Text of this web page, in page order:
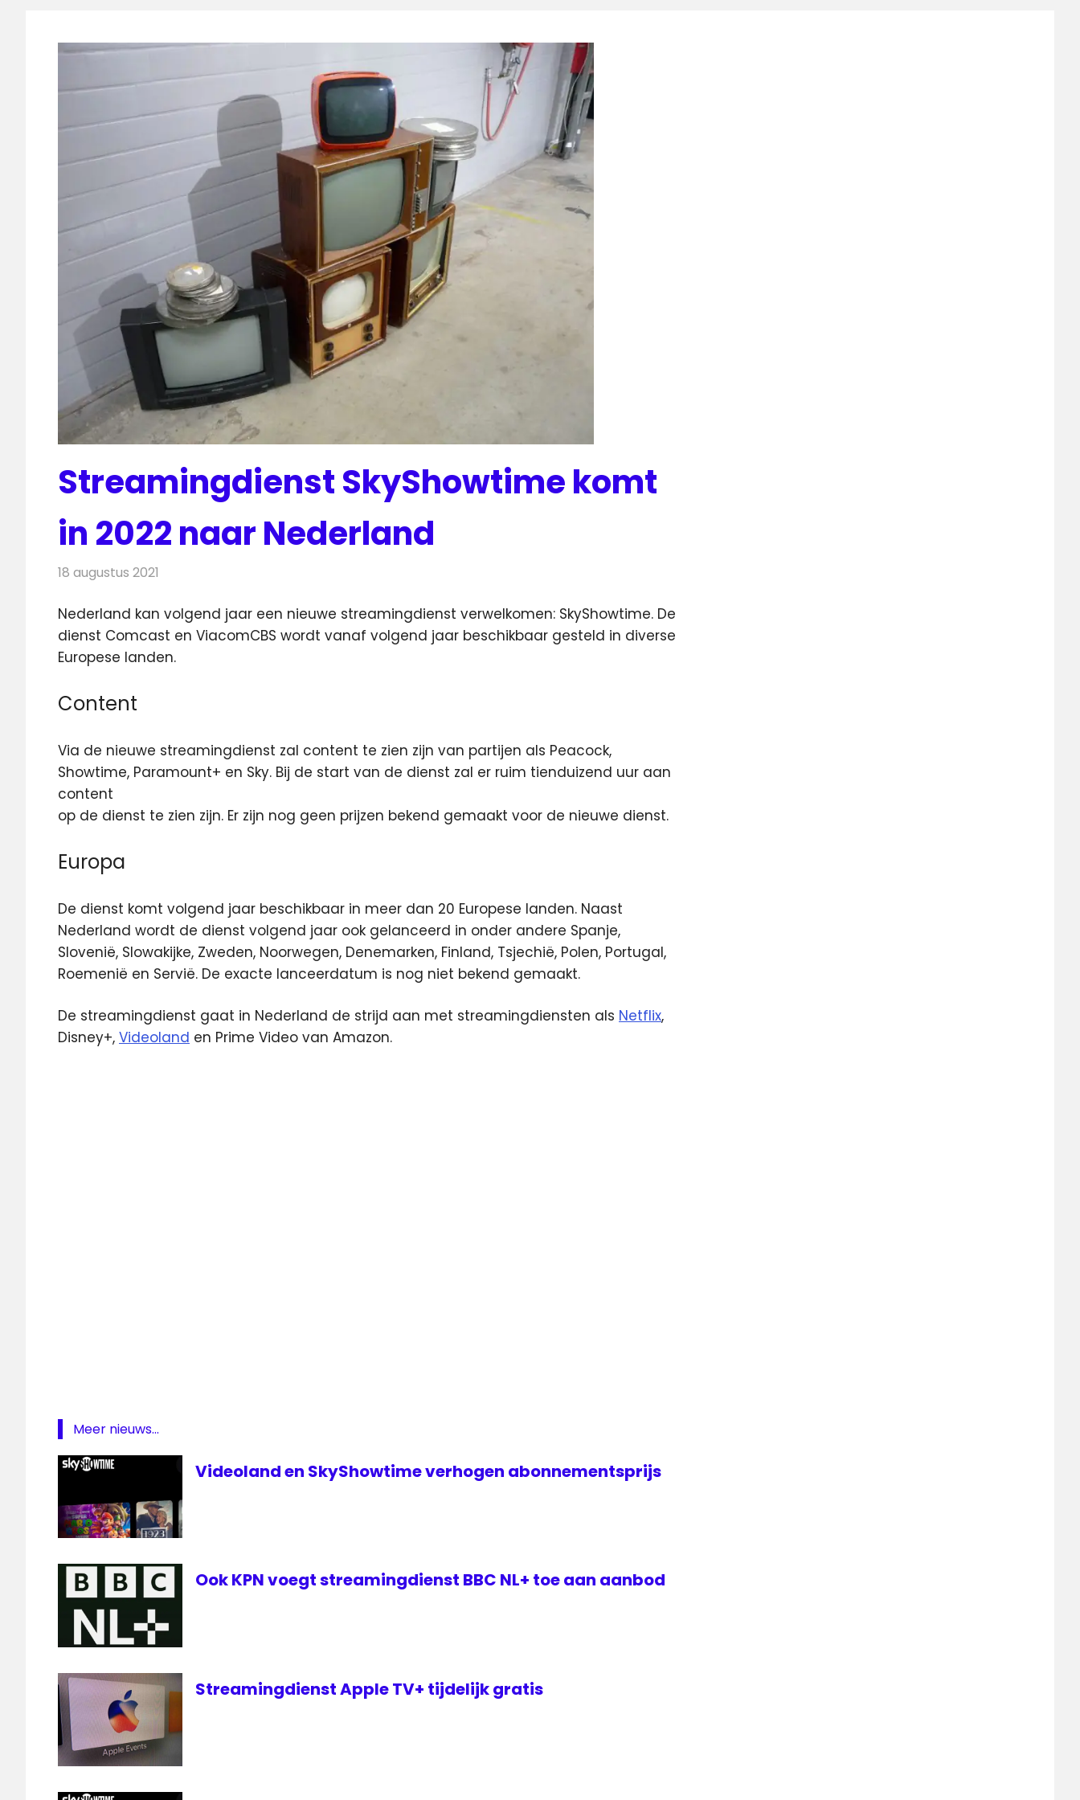
Streamingdienst SkyShowtime komt
in 2022 naar Nederland
18 augustus 2021
Nederland kan volgend jaar een nieuwe streamingdienst verwelkomen: SkyShowtime. De
dienst Comcast en ViacomCBS wordt vanaf volgend jaar beschikbaar gesteld in diverse
Europese landen.
Content
Via de nieuwe streamingdienst zal content te zien zijn van partijen als Peacock,
Showtime, Paramount+ en Sky. Bij de start van de dienst zal er ruim tienduizend uur aan
content
op de dienst te zien zijn. Er zijn nog geen prijzen bekend gemaakt voor de nieuwe dienst.
Europa
De dienst komt volgend jaar beschikbaar in meer dan 20 Europese landen. Naast
Nederland wordt de dienst volgend jaar ook gelanceerd in onder andere Spanje,
Slovenië, Slowakijke, Zweden, Noorwegen, Denemarken, Finland, Tsjechië, Polen, Portugal,
Roemenië en Servië. De exacte lanceerdatum is nog niet bekend gemaakt.
De streamingdienst gaat in Nederland de strijd aan met streamingdiensten als Netflix,
Disney+, Videoland en Prime Video van Amazon.
Meer nieuws...
Videoland en SkyShowtime verhogen abonnementsprijs
Ook KPN voegt streamingdienst BBC NL+ toe aan aanbod
Streamingdienst Apple TV+ tijdelijk gratis